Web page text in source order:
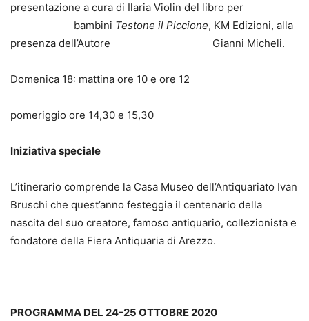
presentazione a cura di Ilaria Violin del libro per
bambini Testone il Piccione, KM Edizioni, alla
presenza dell’Autore Gianni Micheli.
Domenica 18: mattina ore 10 e ore 12
pomeriggio ore 14,30 e 15,30
Iniziativa speciale
L’itinerario comprende la Casa Museo dell’Antiquariato Ivan
Bruschi che quest’anno festeggia il centenario della
nascita del suo creatore, famoso antiquario, collezionista e
fondatore della Fiera Antiquaria di Arezzo.
PROGRAMMA DEL 24-25 OTTOBRE 2020